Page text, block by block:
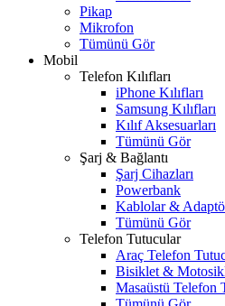
Pikap
Mikrofon
Tümünü Gör
Mobil
Telefon Kılıfları
iPhone Kılıfları
Samsung Kılıfları
Kılıf Aksesuarları
Tümünü Gör
Şarj & Bağlantı
Şarj Cihazları
Powerbank
Kablolar &
Tümünü Gör
Telefon Tutucular
Araç Telefon
Bisiklet &
Masaüstü Telefon